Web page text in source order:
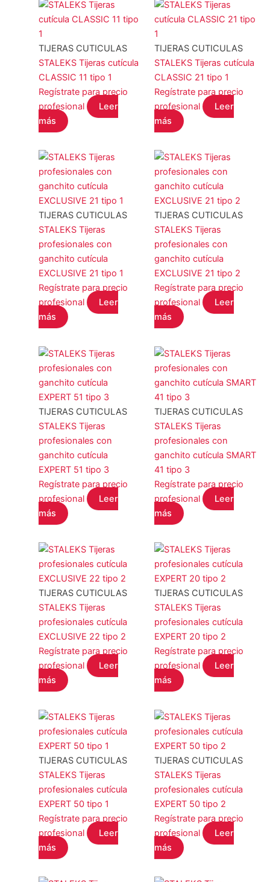
MAXYMOVA(0)
NOYLES
PEGGY SAGE (4)
STALEKS(18)
YOSHI(0)
COLOR del producto
EFECTO del producto
Filtro
TIJERAS CUTICULAS
STALEKS Tijeras cutícula
CLASSIC 11 tipo 1
Regístrate para precio
profesional
Leer
más
TIJERAS CUTICULAS
STALEKS Tijeras cutícula
CLASSIC 21 tipo 1
Regístrate para precio
profesional
Leer
más
TIJERAS CUTICULAS
STALEKS Tijeras
profesionales con
ganchito cutícula
EXCLUSIVE 21 tipo 1
Regístrate para precio
profesional
Leer
más
TIJERAS CUTICULAS
STALEKS Tijeras
profesionales con
ganchito cutícula
EXCLUSIVE 21 tipo 2
Regístrate para precio
profesional
Leer
más
TIJERAS CUTICULAS
STALEKS Tijeras
profesionales con
ganchito cutícula
EXPERT 51 tipo 3
Regístrate para precio
profesional
Leer
más
TIJERAS CUTICULAS
STALEKS Tijeras
profesionales con
ganchito cutícula SMART
41 tipo 3
Regístrate para precio
profesional
Leer
más
TIJERAS CUTICULAS
STALEKS Tijeras
profesionales cutícula
EXCLUSIVE 22 tipo 2
Regístrate para precio
profesional
Leer
más
TIJERAS CUTICULAS
STALEKS Tijeras
profesionales cutícula
EXPERT 20 tipo 2
Regístrate para precio
profesional
Leer
más
TIJERAS CUTICULAS
STALEKS Tijeras
profesionales cutícula
EXPERT 50 tipo 1
Regístrate para precio
profesional
Leer
más
TIJERAS CUTICULAS
STALEKS Tijeras
profesionales cutícula
EXPERT 50 tipo 2
Regístrate para precio
profesional
Leer
más